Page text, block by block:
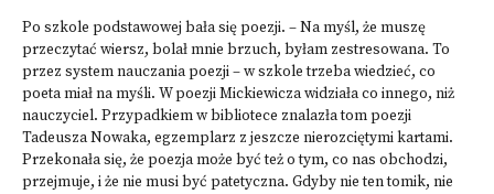
Po szkole podstawowej bała się poezji. – Na myśl, że muszę
przeczytać wiersz, bolał mnie brzuch, byłam zestresowana. To
przez system nauczania poezji – w szkole trzeba wiedzieć, co
poeta miał na myśli. W poezji Mickiewicza widziała co innego, niż
nauczyciel. Przypadkiem w bibliotece znalazła tom poezji
Tadeusza Nowaka, egzemplarz z jeszcze nierozciętymi kartami.
Przekonała się, że poezja może być też o tym, co nas obchodzi,
przejmuje, i że nie musi być patetyczna. Gdyby nie ten tomik, nie